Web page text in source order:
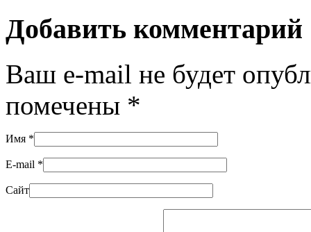
Добавить комментарий
Ваш e-mail не будет
помечены *
Имя *
E-mail *
Сайт